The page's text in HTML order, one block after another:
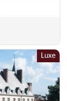
Luxe